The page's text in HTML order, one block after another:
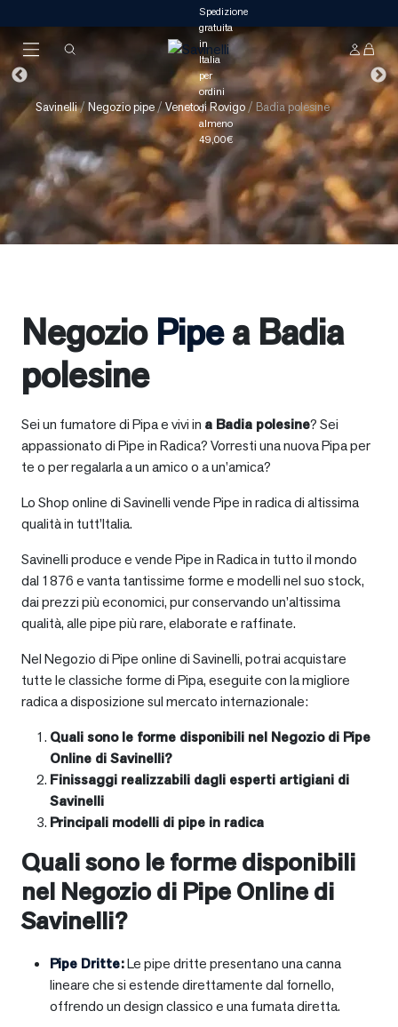
Savinelli/ Negozio pipe/Veneto/Rovigo / Badia polesine
Negozio Pipea Badia
polesine
Sei un fumatore di Pipa e vivi in a Badia polesine? Sei
appassionato di Pipe in Radica? Vorresti una nuova Pipa per
te o per regalarla a un amico o a un’amica?
Lo Shop online di Savinelli vende Pipe in radica di altissima
qualità in tutt’Italia.
Savinelli produce e vende Pipe in Radica in tutto il mondo
dal 1876 e vanta tantissime forme e modelli nel suo stock,
dai prezzi più economici, pur conservando un’altissima
qualità, alle pipe più rare, elaborate e raffinate.
Nel Negozio di Pipe online di Savinelli, potrai acquistare
tutte le classiche forme di Pipa, eseguite con la migliore
radica a disposizione sul mercato internazionale:
Quali sono le forme disponibili nel Negozio di Pipe
Online di Savinelli?
Finissaggi realizzabili dagli esperti artigiani di
Savinelli
Principali modelli di pipe in radica
Quali sono le forme disponibili
nel Negozio di Pipe Online di
Savinelli?
Pipe Dritte:Le pipe dritte presentano una canna
lineare che si estende direttamente dal fornello,
offrendo un design classico e una fumata diretta.